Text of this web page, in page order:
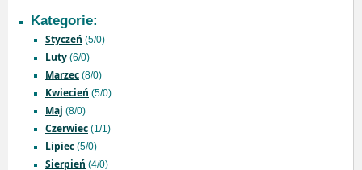
Kategorie:
Styczeń (5/0)
Luty (6/0)
Marzec (8/0)
Kwiecień (5/0)
Maj (8/0)
Czerwiec (1/1)
Lipiec (5/0)
Sierpień (4/0)